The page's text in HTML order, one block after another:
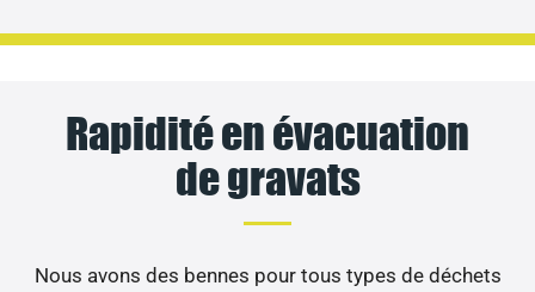
Rapidité en évacuation
de gravats
Nous avons des bennes pour tous types de déchets